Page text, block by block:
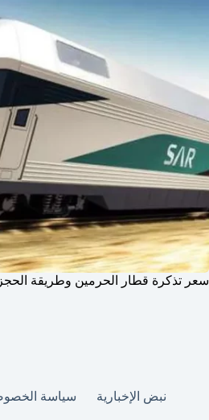
سعر تذكرة قطار الحرمين وطريقة
نبض الإخبارية سياسة